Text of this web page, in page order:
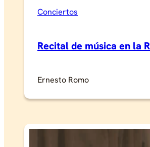
Conciertos
Recital de música en la
Ernesto Romo